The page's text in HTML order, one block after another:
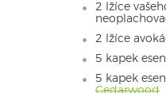
2 lžíce
2 lžíce
5 kapek
5 kapek
Cedarwood